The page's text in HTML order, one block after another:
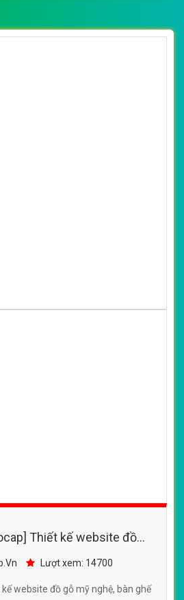
Thiết kế website đồ
gỗ, bàn thờ, đồ gỗ trang
Lượt xem: 14700
website đồ gỗ mỹ nghệ, bàn ghế